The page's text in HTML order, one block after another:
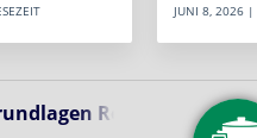
JUNI 8, 2026 |
Rein…